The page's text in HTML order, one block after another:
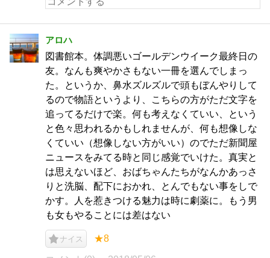
アロハ
図書館本。体調悪いゴールデンウイーク最終日の
友。なんも爽やかさもない一冊を選んでしまっ
た。というか、鼻水ズルズルで頭もぼんやりして
るので物語というより、こちらの方がただ文字を
追ってるだけで楽。何も考えなくていい、という
と色々思われるかもしれませんが、何も想像しな
くていい（想像しない方がいい）のでただ新聞屋
ニュースをみてる時と同じ感覚でいけた。真実と
は思えないほど、おばちゃんたちがなんかあっさ
りと洗脳、配下におかれ、とんでもない事をしで
かす。人を惹きつける魅力は時に劇薬に。もう男
も女もやることには差はない
ナイス ★8